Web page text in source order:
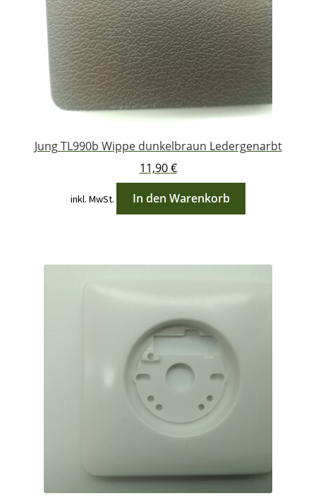
Jung TL990b Wippe dunkelbraun Ledergenarbt
11,90€
inkl. MwSt. In den Warenkorb